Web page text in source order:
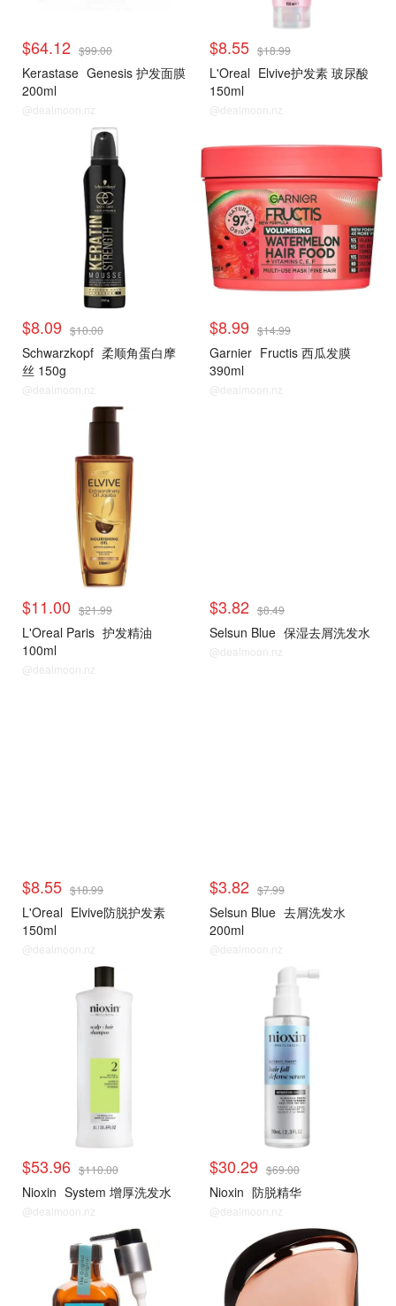
$64.12 $99.00
Kerastase Genesis 护发面膜
200ml
@dealmoon.nz
$8.55 $18.99
L'Oreal Elvive护发素 玻尿酸
150ml
@dealmoon.nz
$8.09 $10.00
Schwarzkopf 柔顺角蛋白摩
丝 150g
@dealmoon.nz
$8.99 $14.99
Garnier Fructis 西瓜发膜
390ml
@dealmoon.nz
$11.00 $21.99
L'Oreal Paris 护发精油
100ml
@dealmoon.nz
$3.82 $8.49
Selsun Blue 保湿去屑洗发水
@dealmoon.nz
$8.55 $18.99
L'Oreal Elvive防脱护发素
150ml
@dealmoon.nz
$3.82 $7.99
Selsun Blue 去屑洗发水
200ml
@dealmoon.nz
$53.96 $110.00
Nioxin System 增厚洗发水
@dealmoon.nz
$30.29 $69.00
Nioxin 防脱精华
@dealmoon.nz